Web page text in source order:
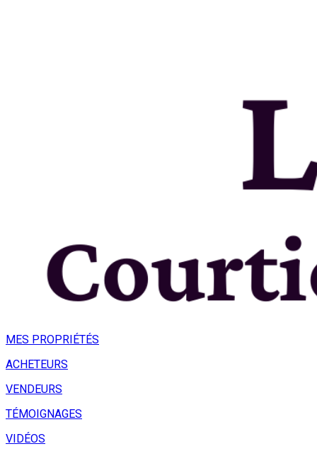
MES PROPRIÉTÉS
ACHETEURS
VENDEURS
TÉMOIGNAGES
VIDÉOS